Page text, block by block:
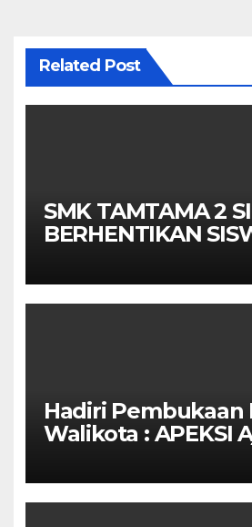
Related Post
SMK TAMTAMA 2
BERHENTIKAN
LAKRI CILACAP
TANGAN
Hadiri Pembukaan
Walikota : APEKSI